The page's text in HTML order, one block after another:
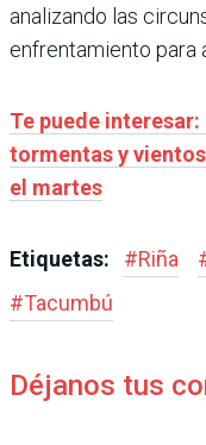
analizando las
enfrentamiento para
Te puede
tormentas y
el martes
Etiquetas: #Riña
#Tacumbú
Déjanos tus